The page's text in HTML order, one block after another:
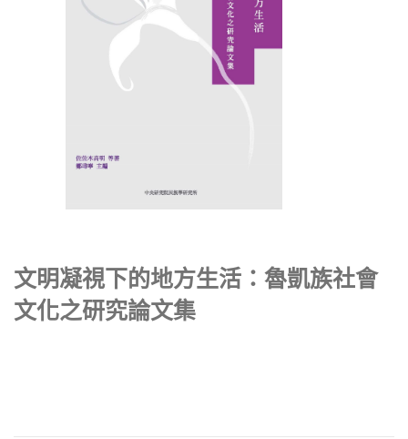
文明凝視下的地方生活：魯凱族社會
文化之研究論文集